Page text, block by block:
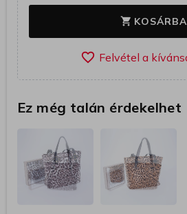
shopping_cart KOSÁRBA
favorite_border
Ez még talán érdekelhet